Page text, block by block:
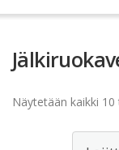
Näytetään kaikki